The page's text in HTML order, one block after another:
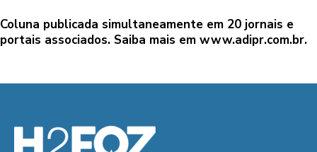
Coluna publicada simultaneamente em 20 jornais e
portais associados. Saiba mais em www.adipr.com.br.